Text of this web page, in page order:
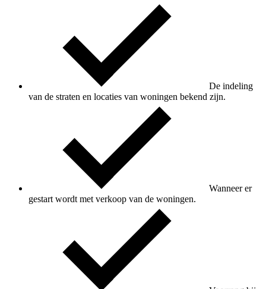
De indeling
van de straten en locaties van woningen bekend zijn.
Wanneer er
gestart wordt met verkoop van de woningen.